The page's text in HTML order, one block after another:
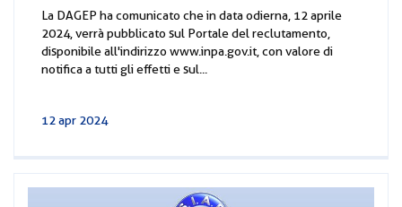
La DAGEP ha comunicato che in data odierna, 12 aprile
2024, verrà pubblicato sul Portale del reclutamento,
disponibile all'indirizzo www.inpa.gov.it, con valore di
notifica a tutti gli effetti e sul...
12 apr 2024